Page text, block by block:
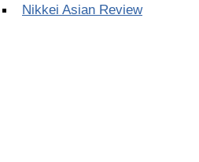
Nikkei Asian Review